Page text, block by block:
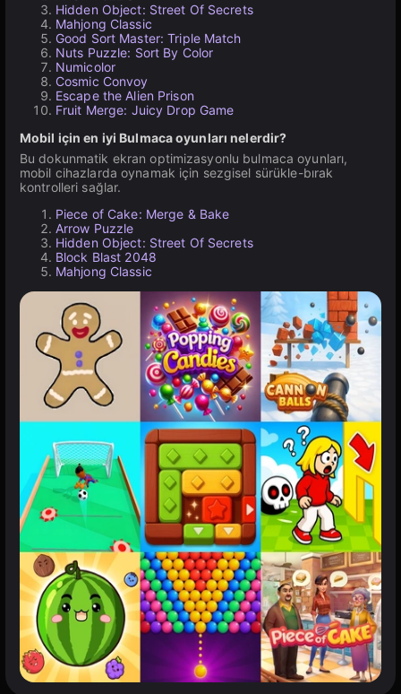
Hidden Object: Street Of Secrets
Mahjong Classic
Good Sort Master: Triple Match
Nuts Puzzle: Sort By Color
Numicolor
Cosmic Convoy
Escape the Alien Prison
Fruit Merge: Juicy Drop Game
Mobil için en iyi Bulmaca oyunları nelerdir?
Bu dokunmatik ekran optimizasyonlu bulmaca oyunları,
mobil cihazlarda oynamak için sezgisel sürükle-bırak
kontrolleri sağlar.
Piece of Cake: Merge & Bake
Arrow Puzzle
Hidden Object: Street Of Secrets
Block Blast 2048
Mahjong Classic